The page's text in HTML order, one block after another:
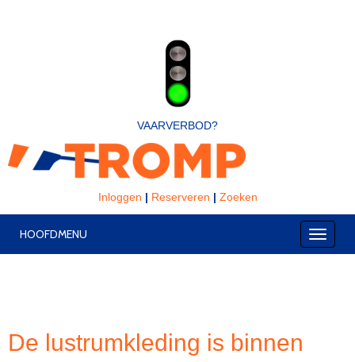
VAARVERBOD?
Inloggen | Reserveren | Zoeken
HOOFDMENU
De lustrumkleding is binnen